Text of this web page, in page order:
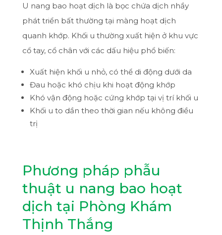
U nang bao hoạt dịch là bọc chứa dịch nhầy
phát triển bất thường tại màng hoạt dịch
quanh khớp. Khối u thường xuất hiện ở khu vực
cổ tay, cổ chân với các dấu hiệu phổ biến:
Xuất hiện khối u nhỏ, có thể di động dưới da
Đau hoặc khó chịu khi hoạt động khớp
Khó vận động hoặc cứng khớp tại vị trí khối u
Khối u to dần theo thời gian nếu không điều
trị
Phương pháp phẫu
thuật u nang bao hoạt
dịch tại Phòng Khám
Thịnh Thắng